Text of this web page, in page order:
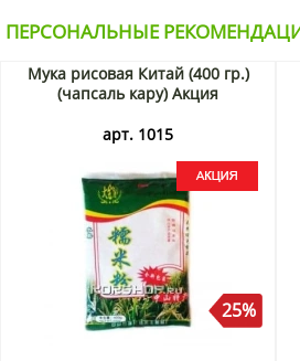
ПЕРСОНАЛЬНЫЕ
Мука рисовая Китай (400 гр.)
(чапсаль кару) Акция
арт. 1015
25%